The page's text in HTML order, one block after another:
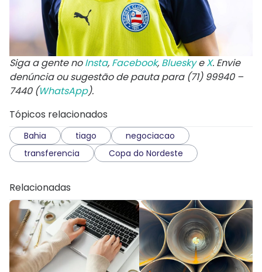
Siga a gente noInsta, Facebook, BlueskyeX. Envie
denúncia ou sugestão de pauta para (71) 99940 –
7440 (WhatsApp).
Tópicos relacionados
Bahia tiago
negociacao
transferencia
Copa do Nordeste
Relacionadas